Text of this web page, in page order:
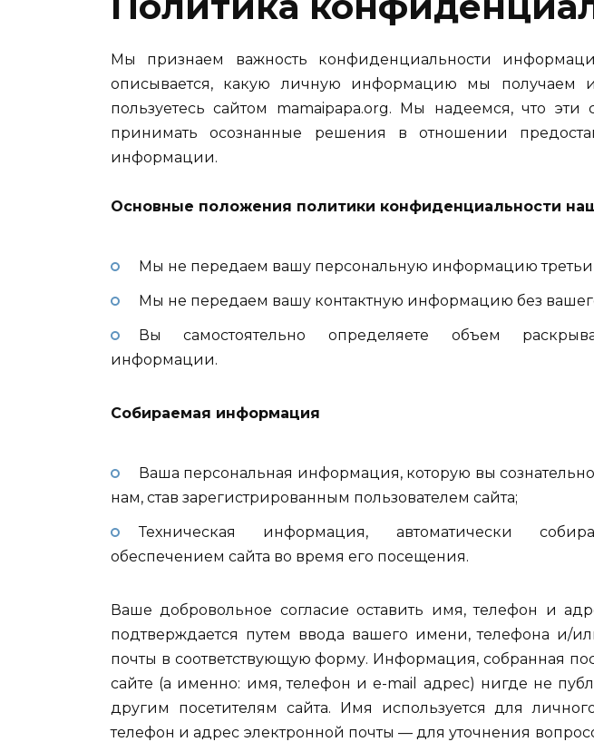
Мы признаем важность конфиденциальности
описывается, какую личную информацию мы получаем
пользуетесь сайтом mamaipapa.org. Мы надеемся, что эти
принимать осознанные решения в отношении
информации.
Основные положения политики конфиденциальности
Мы не передаем вашу персональную информацию
Мы не передаем вашу контактную информацию без
Вы самостоятельно определяете объем
информации.
Собираемая информация
Ваша персональная информация, которую вы
нам, став зарегистрированным пользователем cайта;
Техническая информация, автоматически
обеспечением cайта во время его посещения.
Ваше добровольное согласие оставить имя, телефон и
подтверждается путем ввода вашего имени, телефона и/
почты в соответствующую форму. Информация, собранная
сайте (а именно: имя, телефон и e-mail адрес) нигде не
другим посетителям сайта. Имя используется для
телефон и адрес электронной почты — для уточнения